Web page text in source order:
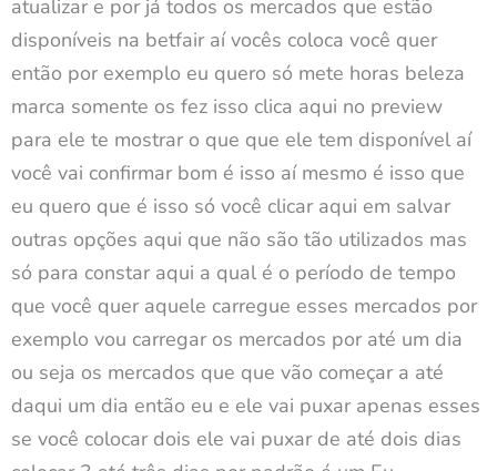
atualizar e por já todos os mercados que estão
disponíveis na betfair aí vocês coloca você quer
então por exemplo eu quero só mete horas beleza
marca somente os fez isso clica aqui no preview
para ele te mostrar o que que ele tem disponível aí
você vai confirmar bom é isso aí mesmo é isso que
eu quero que é isso só você clicar aqui em salvar
outras opções aqui que não são tão utilizados mas
só para constar aqui a qual é o período de tempo
que você quer aquele carregue esses mercados por
exemplo vou carregar os mercados por até um dia
ou seja os mercados que que vão começar a até
daqui um dia então eu e ele vai puxar apenas esses
se você colocar dois ele vai puxar de até dois dias